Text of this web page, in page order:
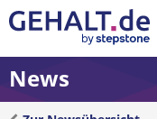
News